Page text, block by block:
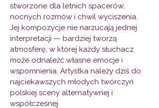
stworzone dla letnich spacerów,
nocnych rozmów i chwil wyciszenia.
Jej kompozycje nie narzucają jednej
interpretacji — bardziej tworzą
atmosferę, w której każdy słuchacz
może odnaleźć własne emocje i
wspomnienia. Artystka należy dziś do
najciekawszych młodych twórczyń
polskiej sceny alternatywnej i
współczesnej.